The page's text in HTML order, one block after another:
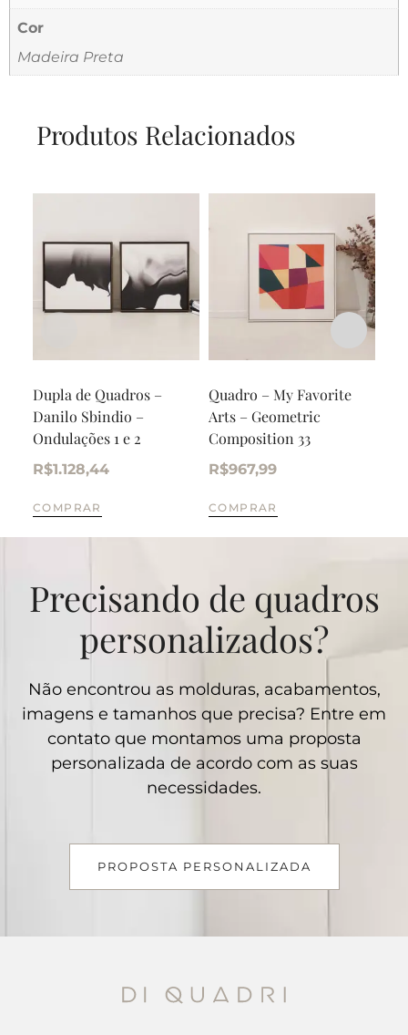
Cor
Madeira Preta
Produtos Relacionados
Dupla de Quadros –
Danilo Sbindio –
Ondulações 1 e 2
R$1.128,44
COMPRAR
Quadro – My Favorite
Arts – Geometric
Composition 33
R$967,99
COMPRAR
Precisando de quadros
personalizados?
Não encontrou as molduras, acabamentos,
imagens e tamanhos que precisa? Entre em
contato que montamos uma proposta
personalizada de acordo com as suas
necessidades.
PROPOSTA PERSONALIZADA